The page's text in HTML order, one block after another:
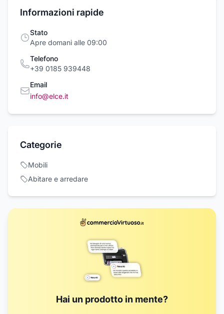
Informazioni rapide
Stato
Apre domani alle 09:00
Telefono
+39 0185 939448
Email
info@elce.it
Categorie
Mobili
Abitare e arredare
Hai un prodotto in mente?